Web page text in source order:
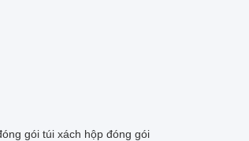
gói túi xách hộp đóng gói